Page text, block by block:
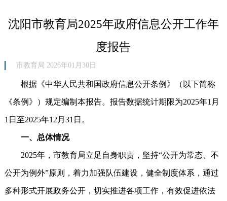
沈阳市教育局2025年政府信息公开工作年
度报告
市教育局 2026年01月30日
根据《中华人民共和国政府信息公开条例》（以下简称
《条例》）规定编制本报告。报告数据统计期限为2025年1月
1日至2025年12月31日。
一、总体情况
2025年，市教育局立足自身职责，坚持“公开为常态、不
公开为例外”原则，着力加强队伍建设，健全制度体系，通过
多种形式开展政务公开，切实推进各项工作，有效促进依法